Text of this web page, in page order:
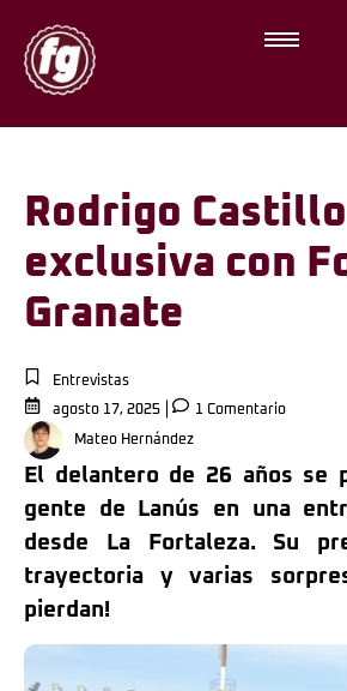
Rodrigo
exclusiva con
Granate
Entrevistas
agosto 17, 2025
1 Comentario
Mateo Hernández
El delantero de 26 años se
gente de Lanús en una
desde La Fortaleza. Su
trayectoria y varias
pierdan!